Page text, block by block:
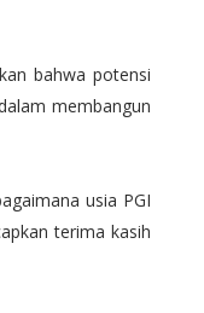
bahwa potensi
membangun
usia PGI
terima kasih